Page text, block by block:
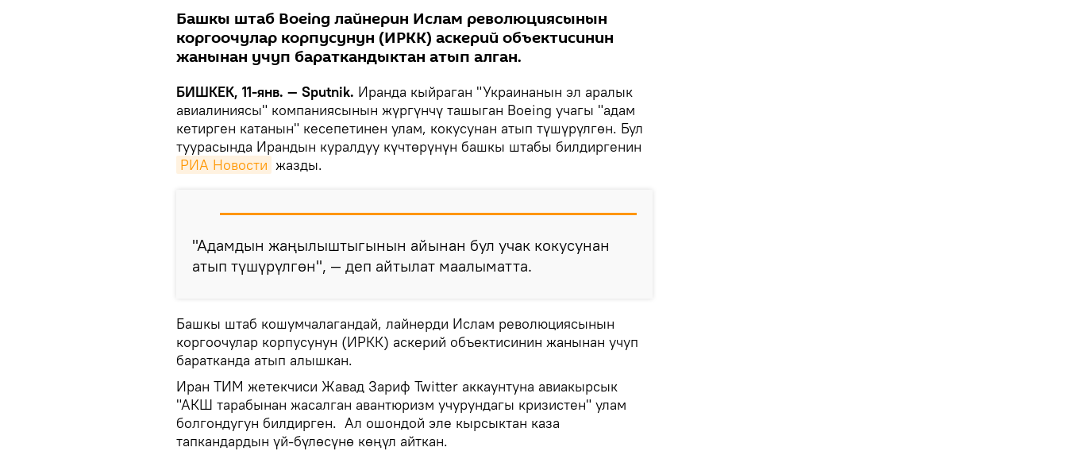
Башкы штаб Boeing лайнерин Ислам революциясынын
коргоочулар корпусунун (ИРКК) аскерий объектисинин
жанынан учуп бараткандыктан атып алган.
БИШКЕК, 11-янв. — Sputnik. Иранда кыйраган "Украинанын эл аралык
авиалиниясы" компаниясынын жүргүнчү ташыган Boeing учагы "адам
кетирген катанын" кесепетинен улам, кокусунан атып түшүрүлгөн. Бул
туурасында Ирандын куралдуу күчтөрүнүн башкы штабы билдиргенин
РИА Новости жазды.
"Адамдын жаңылыштыгынын айынан бул учак кокусунан
атып түшүрүлгөн", — деп айтылат маалыматта.
Башкы штаб кошумчалагандай, лайнерди Ислам революциясынын
коргоочулар корпусунун (ИРКК) аскерий объектисинин жанынан учуп
баратканда атып алышкан.
Иран ТИМ жетекчиси Жавад Зариф Twitter аккаунтуна авиакырсык
"АКШ тарабынан жасалган авантюризм учурундагы кризистен" улам
болгондугун билдирген. Ал ошондой эле кырсыктан каза
тапкандардын үй-бүлөсүнө көңүл айткан.